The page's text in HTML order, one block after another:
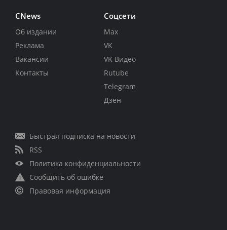
CNews
Об издании
Реклама
Вакансии
Контакты
Соцсети
Max
VK
VK Видео
Rutube
Telegram
Дзен
Быстрая подписка на новости
RSS
Политика конфиденциальности
Сообщить об ошибке
Правовая информация